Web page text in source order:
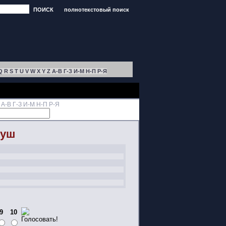
ПОИСК полнотекстовый поиск
R S T U V W X Y Z А-В Г-З И-М Н-П Р-Я
А-В Г-З И-М Н-П Р-Я
9 10